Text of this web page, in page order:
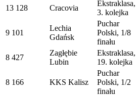
13 128 Cracovia
Ekstraklasa,
3. kolejka
9 101
Lechia
Gdańsk
Puchar
Polski, 1/8
finału
8 427
Zagłębie
Lubin
Ekstraklasa,
19. kolejka
8 166 KKS Kalisz
Puchar
Polski, 1/2
finału